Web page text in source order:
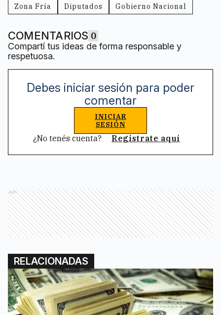
Zona Fría Diputados Gobierno Nacional
COMENTARIOS 0
Compartí tus ideas de forma responsable y
respetuosa.
Debes iniciar sesión para poder
comentar
INICIAR
SESIÓN
¿No tenés cuenta? Registrate aquí
Ads
RELACIONADAS